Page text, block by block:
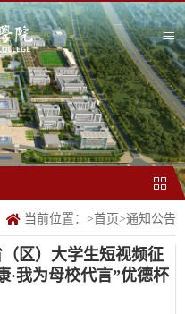
当前位置： >首页>通知公告
区）大学生短视频征
·我为母校代言”优德杯